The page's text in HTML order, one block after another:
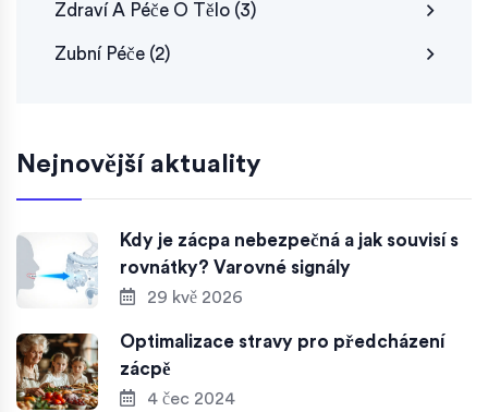
Zdraví A Péče O Tělo (3)
Zubní Péče (2)
Nejnovější aktuality
Kdy je zácpa nebezpečná a jak souvisí s
rovnátky? Varovné signály
29 kvě 2026
Optimalizace stravy pro předcházení
zácpě
4 čec 2024